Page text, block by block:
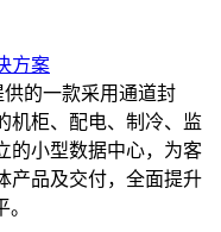
方案
的一款采用通道封
机柜、配电、制冷、监
的小型数据中心，为客
产品及交付，全面提升